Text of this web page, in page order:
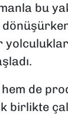
bu
de
birlikte